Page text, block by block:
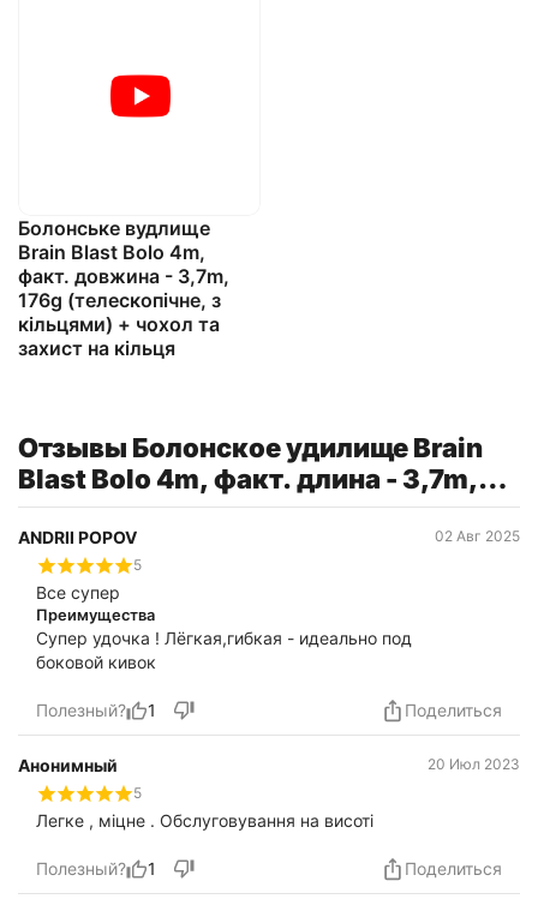
Болонське вудлище
Brain Blast Bolo 4m,
факт. довжина - 3,7m,
176g (телескопічне, з
кільцями) + чохол та
захист на кільця
Отзывы Болонское удилище Brain
Blast Bolo 4m, факт. длина - 3,7m,
176g (телескопическое, с
кольцами) + чехол и защита на
кольца
ANDRII POPOV
02 Авг 2025
5
Все супер
Преимущества
Супер удочка ! Лёгкая,гибкая - идеально под
боковой кивок
Полезный? 1 Поделиться
Анонимный
20 Июл 2023
5
Легке , міцне . Обслуговування на висоті
Полезный? 1 Поделиться